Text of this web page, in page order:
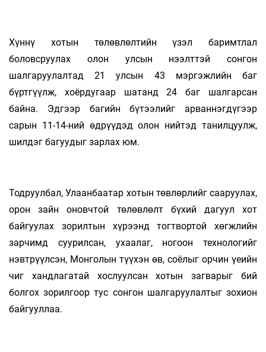
Хүннү хотын төлөвлөлтийн үзэл баримтлал
боловсруулах олон улсын нээлттэй сонгон
шалгаруулалтад 21 улсын 43 мэргэжлийн баг
бүртгүүлж, хоёрдугаар шатанд 24 баг шалгарсан
байна. Эдгээр багийн бүтээлийг арваннэгдүгээр
сарын 11-14-ний өдрүүдэд олон нийтэд танилцуулж,
шилдэг багуудыг зарлах юм.
Тодруулбал, Улаанбаатар хотын төвлөрлийг сааруулах,
орон зайн оновчтой төлөвлөлт бүхий дагуул хот
байгуулах зорилтын хүрээнд тогтвортой хөгжлийн
зарчимд суурилсан, ухаалаг, ногоон технологийг
нэвтрүүлсэн, Монголын түүхэн өв, соёлыг орчин үеийн
чиг хандлагатай хослуулсан хотын загварыг бий
болгох зорилгоор тус сонгон шалгаруулалтыг зохион
байгууллаа.